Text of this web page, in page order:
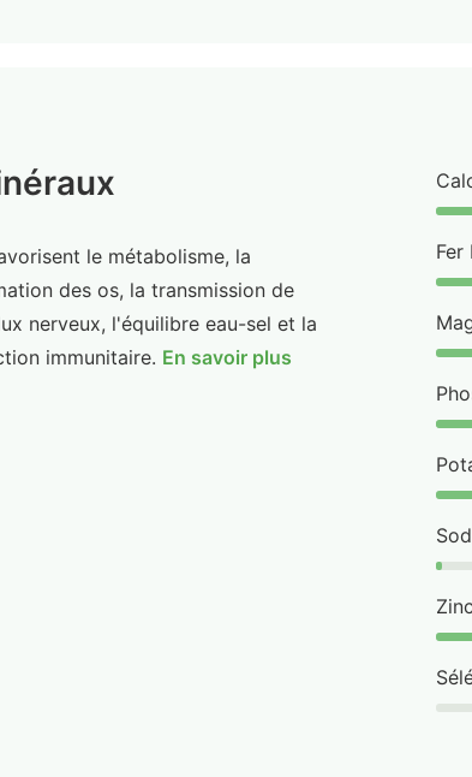
le métabolisme, la
des os, la transmission de
nerveux, l'équilibre eau-sel et la
immunitaire. En savoir plus
Fer